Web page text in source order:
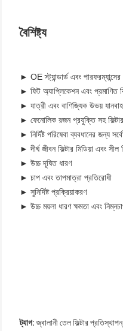
বৈশিষ্ট্য
► OE স্ট্যান্ডার্ড এবং
► ফিট অ্যাপ্লিকেশন এবং প্রমাণিত
► যাত্রী এবং বাণিজ্যিক উভয়
► ফেনোলিক রজন প্রযুক্তি সহ ফিল্টার
► নির্দিষ্ট পরিষেবা ব্যবধানের জন্য
► দীর্ঘ জীবন ফিল্টার মিডিয়া এবং সীল
► উচ্চ দূষিত ধারণ
► চাপ এবং তাপমাত্রা প্রতিরোধী
► সুনির্দিষ্ট প্রক্রিয়াকরণ
► উচ্চ ময়লা ধারণ ক্ষমতা এবং
ট্যাগ: জ্বালানী তেল ফিল্টার প্রতিস্থাপন